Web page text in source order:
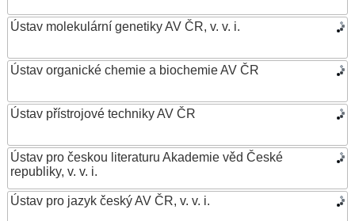
Ústav molekulární genetiky AV ČR, v. v. i.
Ústav organické chemie a biochemie AV ČR
Ústav přístrojové techniky AV ČR
Ústav pro českou literaturu Akademie věd České
republiky, v. v. i.
Ústav pro jazyk český AV ČR, v. v. i.